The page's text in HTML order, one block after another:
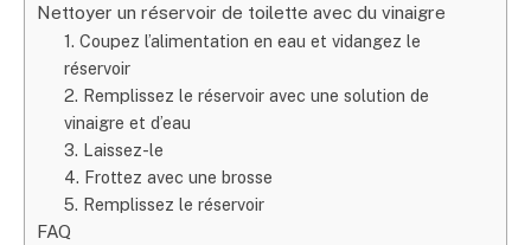
Nettoyer un réservoir de toilette avec du vinaigre
1. Coupez l’alimentation en eau et vidangez le
réservoir
2. Remplissez le réservoir avec une solution de
vinaigre et d’eau
3. Laissez-le
4. Frottez avec une brosse
5. Remplissez le réservoir
FAQ